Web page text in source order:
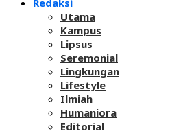
Redaksi
Utama
Kampus
Lipsus
Seremonial
Lingkungan
Lifestyle
Ilmiah
Humaniora
Editorial